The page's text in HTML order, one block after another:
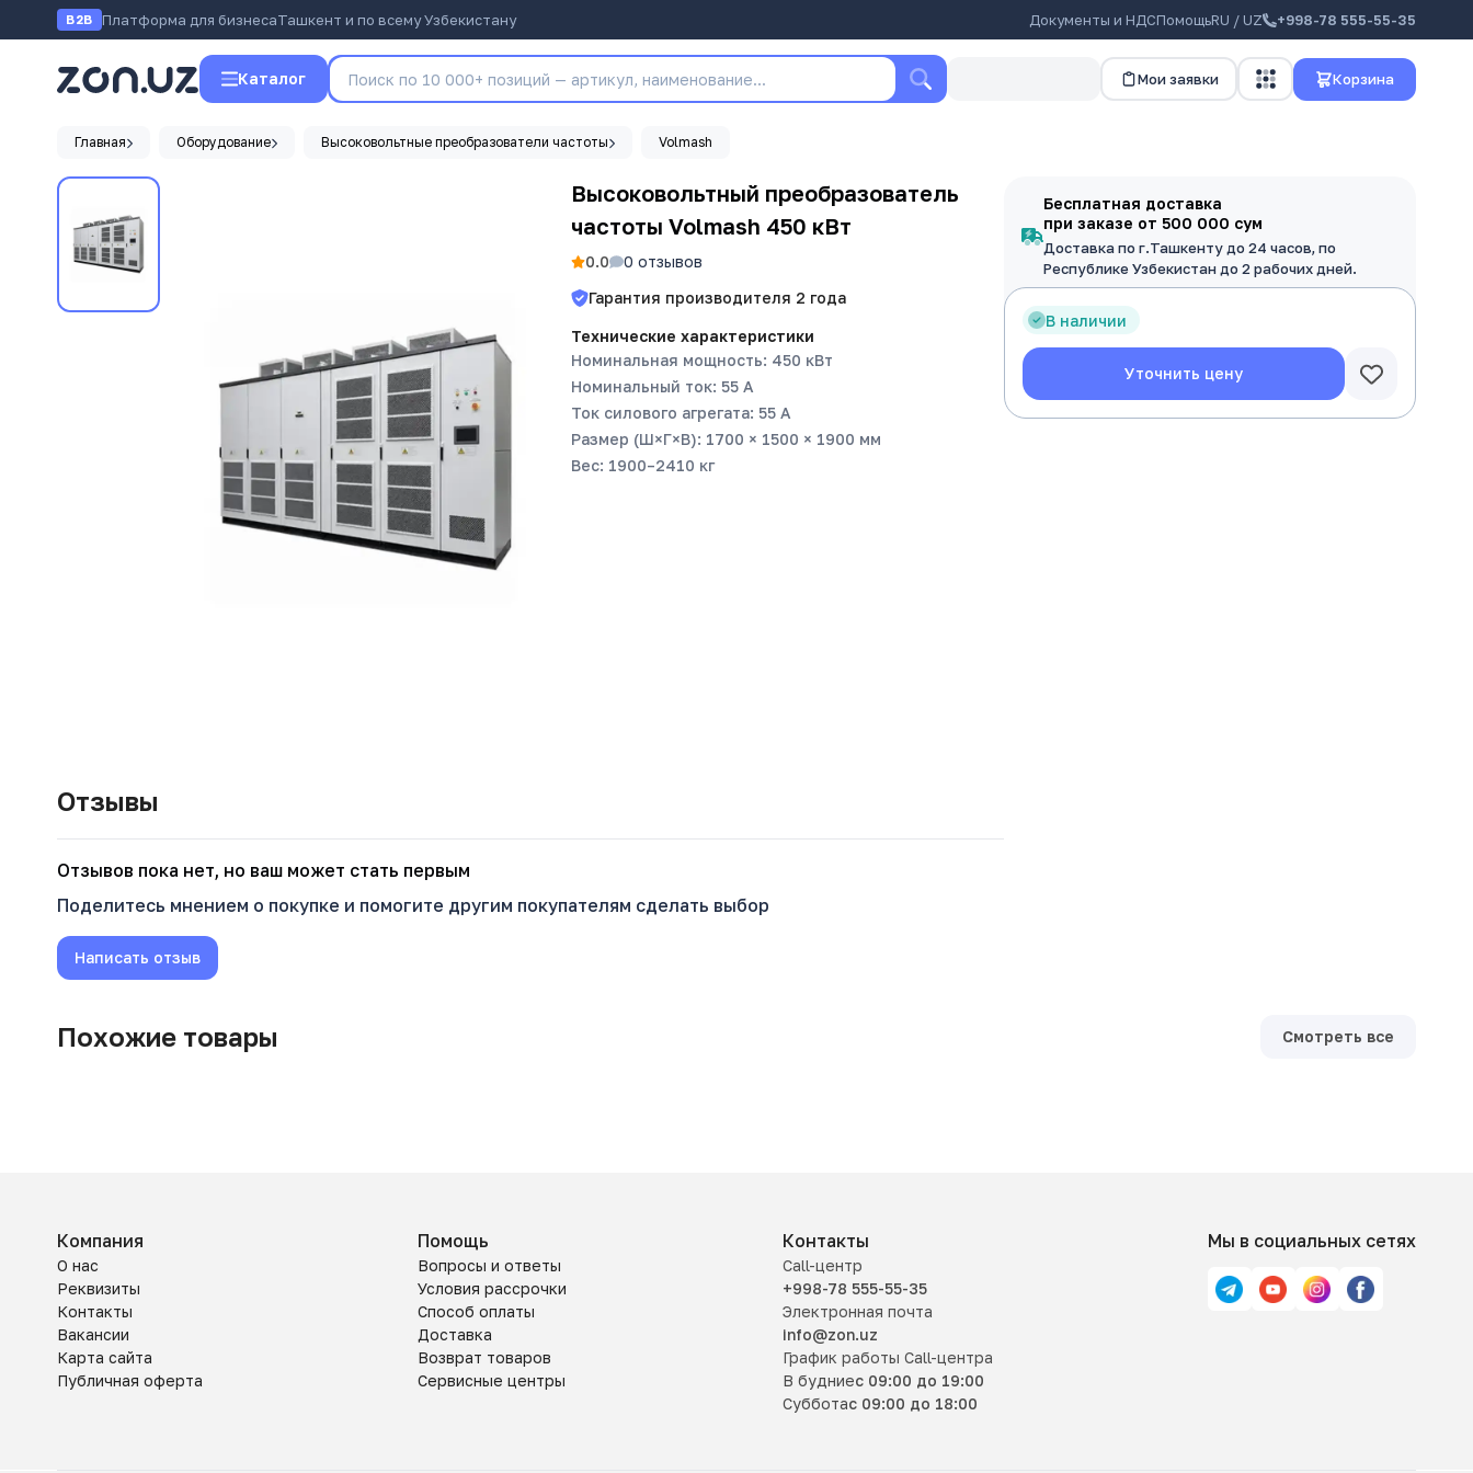
B2B Платформа для бизнесаТашкент и по всему Узбекистану Документы и НДСПомощьRU / UZ +998-78 555-55-35
Каталог Мои заявки Корзина
Главная Оборудование Высоковольтные преобразователи частоты Volmash
Высоковольтный преобразователь
частоты Volmash 450 кВт
0.0 0 отзывов
Гарантия производителя 2 года
Технические характеристики
Номинальная мощность: 450 кВт
Номинальный ток: 55 А
Ток силового агрегата: 55 А
Размер (Ш×Г×В): 1700 × 1500 × 1900 мм
Вес: 1900–2410 кг
Бесплатная доставка
при заказе от 500 000 сум
Доставка по г.Ташкенту до 24 часов, по
Республике Узбекистан до 2 рабочих дней.
В наличии
Уточнить цену
Отзывы
Oтзывов пока нет, но ваш может стать первым
Поделитесь мнением о покупке и помогите другим покупателям сделать выбор
Написать отзыв
Похожие товары Смотреть все
Компания
О нас
Реквизиты
Контакты
Вакансии
Карта сайта
Публичная оферта
Помощь
Вопросы и ответы
Условия рассрочки
Способ оплаты
Доставка
Возврат товаров
Сервисные центры
Контакты
Call-центр
+998-78 555-55-35
Электронная почта
info@zon.uz
График работы Call-центра
В будниес 09:00 до 19:00
Субботас 09:00 до 18:00
Мы в социальных сетях